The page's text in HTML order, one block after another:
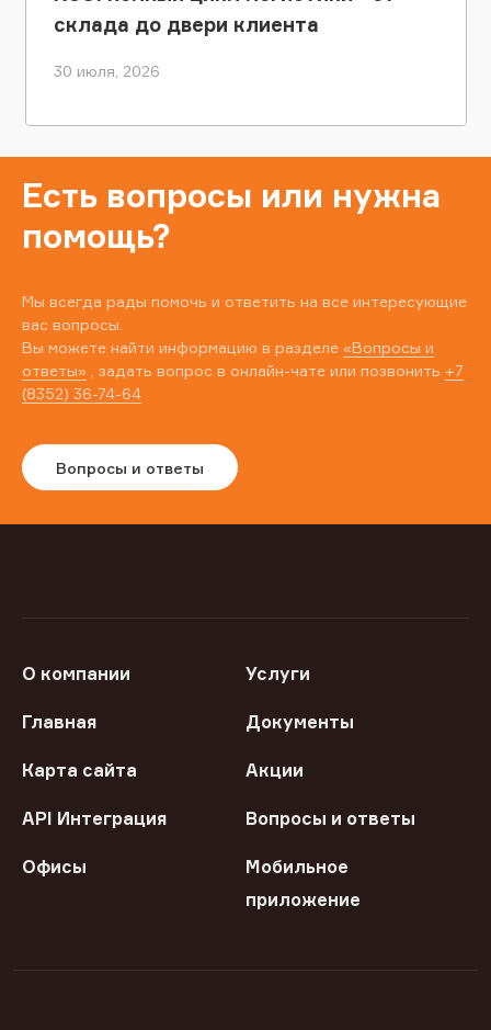
склада до двери клиента
30 июля, 2026
Есть вопросы или нужна
помощь?
Мы всегда рады помочь и ответить на все интересующие
вас вопросы.
Вы можете найти информацию в разделе «Вопросы и
ответы» , задать вопрос в онлайн-чате или позвонить +7
(8352) 36-74-64
Вопросы и ответы
О компании Услуги
Главная Документы
Карта сайта Акции
API Интеграция Вопросы и ответы
Офисы
Мобильное
приложение